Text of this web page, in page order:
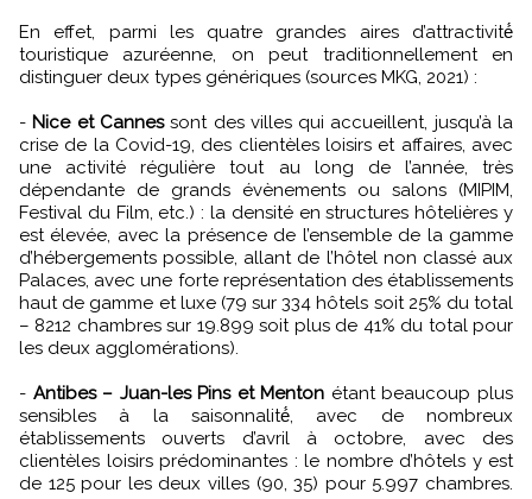
En effet, parmi les quatre grandes aires d’attractivité́
touristique azuréenne, on peut traditionnellement en
distinguer deux types génériques (sources MKG, 2021) :
- Nice et Cannessont des villes qui accueillent, jusqu’à la
crise de la Covid-19, des clientèles loisirs et affaires, avec
une activité régulière tout au long de l’année, très
dépendante de grands évènements ou salons (MIPIM,
Festival du Film, etc.) : la densité en structures hôtelières y
est élevée, avec la présence de l’ensemble de la gamme
d’hébergements possible, allant de l’hôtel non classé aux
Palaces, avec une forte représentation des établissements
haut de gamme et luxe (79 sur 334 hôtels soit 25% du total
– 8212 chambres sur 19.899 soit plus de 41% du total pour
les deux agglomérations).
- Antibes – Juan-les Pins et Menton étant beaucoup plus
sensibles à la saisonnalité́, avec de nombreux
établissements ouverts d’avril à octobre, avec des
clientèles loisirs prédominantes : le nombre d’hôtels y est
de 125 pour les deux villes (90, 35) pour 5.997 chambres.